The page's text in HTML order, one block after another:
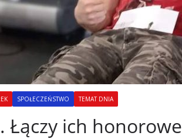
SPOŁECZEŃSTWO TEMAT DNIA
Łączy ich